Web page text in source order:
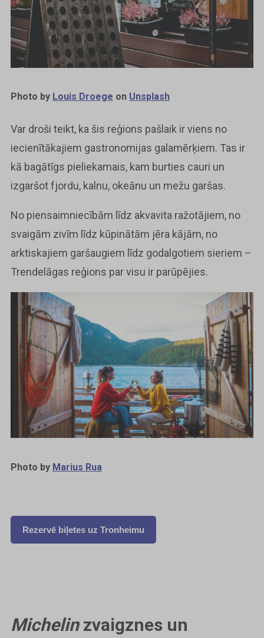
Photo by Louis Droege on Unsplash
Var droši teikt, ka šis reģions pašlaik ir viens no
iecienītākajiem gastronomijas galamērķiem. Tas ir
kā bagātīgs pieliekamais, kam burties cauri un
izgaršot fjordu, kalnu, okeānu un mežu garšas.
No piensaimniecībām līdz akvavita ražotājiem, no
svaigām zivīm līdz kūpinātām jēra kājām, no
arktiskajiem garšaugiem līdz godalgotiem sieriem –
Trendelāgas reģions par visu ir parūpējies.
Photo by Marius Rua
Rezervē biļetes uz Tronheimu
Michelinzvaigznes un